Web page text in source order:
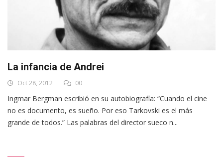
La infancia de Andrei
Oct 28, 2012 00
Ingmar Bergman escribió en su autobiografía: “Cuando el cine
no es documento, es sueño. Por eso Tarkovski es el más
grande de todos.” Las palabras del director sueco n...